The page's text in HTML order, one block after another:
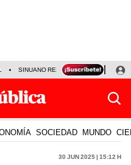
SINUANO RESULTADOS HOY
SOCIEDAD MUNDO
30 Jun 2025 | 15:12 h